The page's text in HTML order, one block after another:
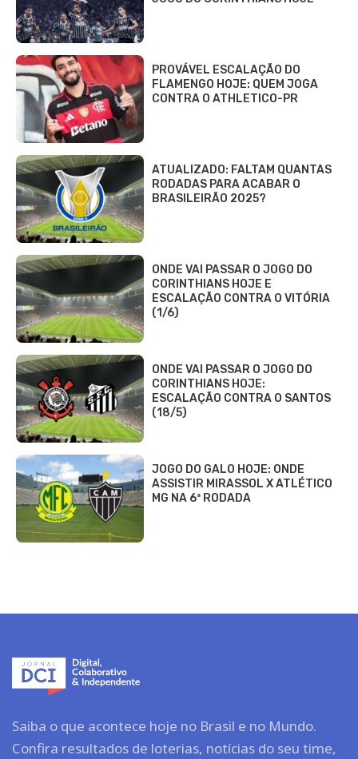
PROVÁVEL ESCALAÇÃO DO
FLAMENGO HOJE: QUEM JOGA
CONTRA O ATHLETICO-PR
ATUALIZADO: FALTAM QUANTAS
RODADAS PARA ACABAR O
BRASILEIRÃO 2025?
ONDE VAI PASSAR O JOGO DO
CORINTHIANS HOJE E
ESCALAÇÃO CONTRA O VITÓRIA
(1/6)
ONDE VAI PASSAR O JOGO DO
CORINTHIANS HOJE:
ESCALAÇÃO CONTRA O SANTOS
(18/5)
JOGO DO GALO HOJE: ONDE
ASSISTIR MIRASSOL X ATLÉTICO
MG NA 6ª RODADA
Saiba o que acontece hoje no Brasil e no Mundo.
Confira resultados de loterias, notícias do seu time,